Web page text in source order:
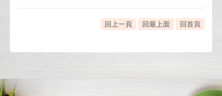
回上一頁 回最上面 回首頁